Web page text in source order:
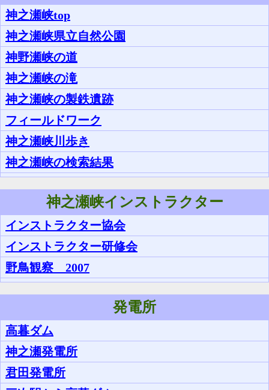
神之瀬峡top
神之瀬峡県立自然公園
神野瀬峡の道
神之瀬峡の滝
神之瀬峡の製鉄遺跡
フィールドワーク
神之瀬峡川歩き
神之瀬峡の検索結果
神之瀬峡インストラクター
インストラクター協会
インストラクター研修会
野鳥観察 2007
発電所
高暮ダム
神之瀬発電所
君田発電所